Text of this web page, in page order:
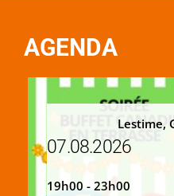
AGENDA
Lestime,
07.08.2026
19h00 - 23h00